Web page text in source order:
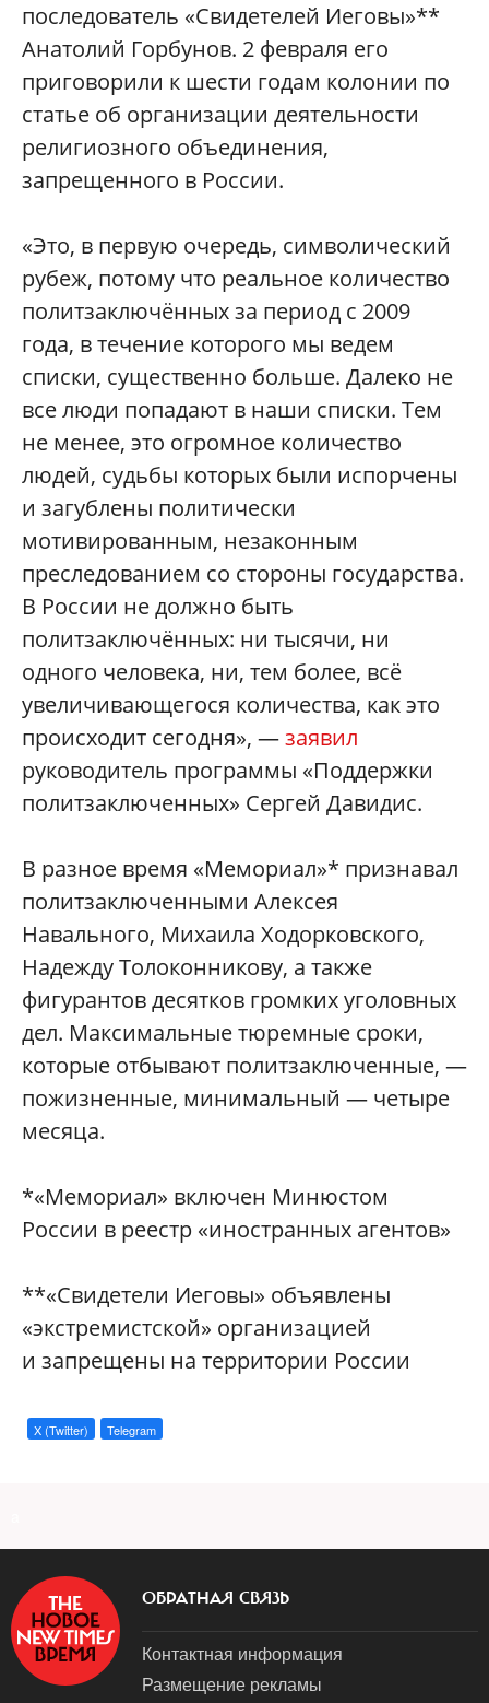
последователь «Свидетелей Иеговы»**
Анатолий Горбунов. 2 февраля его
приговорили к шести годам колонии по
статье об организации деятельности
религиозного объединения,
запрещенного в России.
«Это, в первую очередь, символический
рубеж, потому что реальное количество
политзаключённых за период с 2009
года, в течение которого мы ведем
списки, существенно больше. Далеко не
все люди попадают в наши списки. Тем
не менее, это огромное количество
людей, судьбы которых были испорчены
и загублены политически
мотивированным, незаконным
преследованием со стороны государства.
В России не должно быть
политзаключённых: ни тысячи, ни
одного человека, ни, тем более, всё
увеличивающегося количества, как это
происходит сегодня», —заявил
руководитель программы «Поддержки
политзаключенных» Сергей Давидис.
В разное время «Мемориал»* признавал
политзаключенными Алексея
Навального, Михаила Ходорковского,
Надежду Толоконникову, а также
фигурантов десятков громких уголовных
дел. Максимальные тюремные сроки,
которые отбывают политзаключенные, —
пожизненные, минимальный — четыре
месяца.
*«Мемориал» включен Минюстом
России в реестр «иностранных агентов»
**«Свидетели Иеговы» объявлены
«экстремистской» организацией
и запрещены на территории России
X (Twitter) Telegram
ОБРАТНАЯ СВЯЗЬ
Контактная информация
Размещение рекламы